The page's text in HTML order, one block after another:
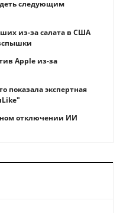
следующим
из-за салата в США
Apple из-за
показала экспертная
отключении ИИ